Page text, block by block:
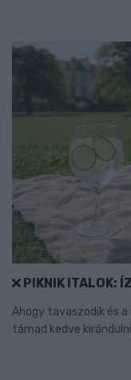
PIKNIK ITALOK:
Ahogy tavaszodik és
támad kedve